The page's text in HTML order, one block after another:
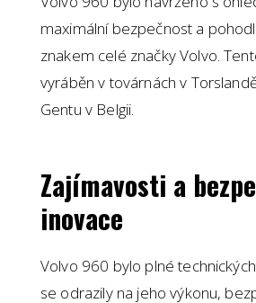
maximální bezpečnost a
znakem celé značky Volvo.
vyráběn v továrnách v
Gentu v Belgii.
Zajímavosti a
inovace
Volvo 960 bylo plné
se odrazily na jeho výkonu,